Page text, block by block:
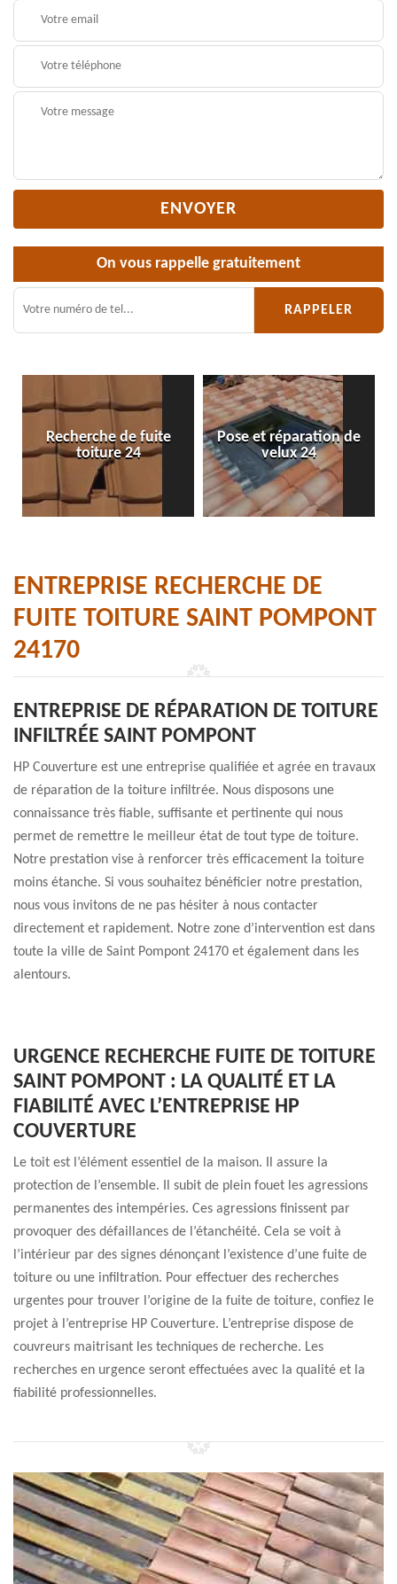
On vous rappelle gratuitement
Recherche de fuite
toiture 24
Pose et réparation de
velux 24
ENTREPRISE RECHERCHE DE
FUITE TOITURE SAINT POMPONT
24170
ENTREPRISE DE RÉPARATION DE TOITURE
INFILTRÉE SAINT POMPONT
HP Couverture est une entreprise qualifiée et agrée en travaux
de réparation de la toiture infiltrée. Nous disposons une
connaissance très fiable, suffisante et pertinente qui nous
permet de remettre le meilleur état de tout type de toiture.
Notre prestation vise à renforcer très efficacement la toiture
moins étanche. Si vous souhaitez bénéficier notre prestation,
nous vous invitons de ne pas hésiter à nous contacter
directement et rapidement. Notre zone d’intervention est dans
toute la ville de Saint Pompont 24170 et également dans les
alentours.
URGENCE RECHERCHE FUITE DE TOITURE
SAINT POMPONT : LA QUALITÉ ET LA
FIABILITÉ AVEC L’ENTREPRISE HP
COUVERTURE
Le toit est l’élément essentiel de la maison. Il assure la
protection de l’ensemble. Il subit de plein fouet les agressions
permanentes des intempéries. Ces agressions finissent par
provoquer des défaillances de l’étanchéité. Cela se voit à
l’intérieur par des signes dénonçant l’existence d’une fuite de
toiture ou une infiltration. Pour effectuer des recherches
urgentes pour trouver l’origine de la fuite de toiture, confiez le
projet à l’entreprise HP Couverture. L’entreprise dispose de
couvreurs maitrisant les techniques de recherche. Les
recherches en urgence seront effectuées avec la qualité et la
fiabilité professionnelles.